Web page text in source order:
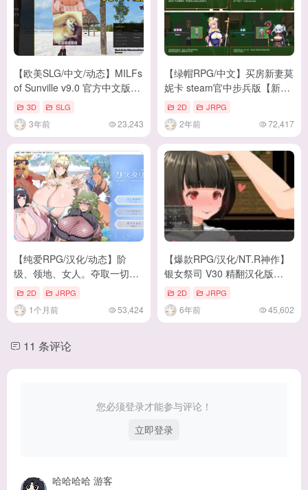
【欧美SLG/中文/动态】MILFs
of Sunville v9.0 官方中文版
【更新/6G】
3D SLG
3年前 23,243
【绿帽RPG/中文】买房新妻莫
妮卡 steam官中步兵版【新
作/2.6G】
2D JRPG
2年前 72,417
【纯爱RPG/汉化/动态】阶
级、领地、女人。夺取一切的
逆袭崛起故事 机翻版【新
作/880M】
2D JRPG
1个月前 53,424
【爆款RPG/汉化/NT.R神作】
银女祭司 V30 精翻汉化版
+CG【更新/战斗H/540M】
2D JRPG
6年前 45,602
11 条评论
您必须登录才能参与评论！
立即登录
哈哈哈哈 游客